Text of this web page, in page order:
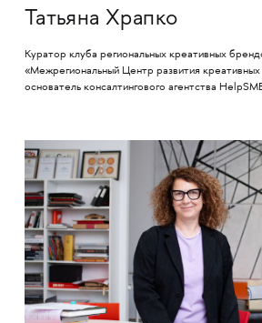
Татьяна Храпко
Куратор клуба региональных креативных
«Межрегиональный Центр развития
основатель консалтингового агентства